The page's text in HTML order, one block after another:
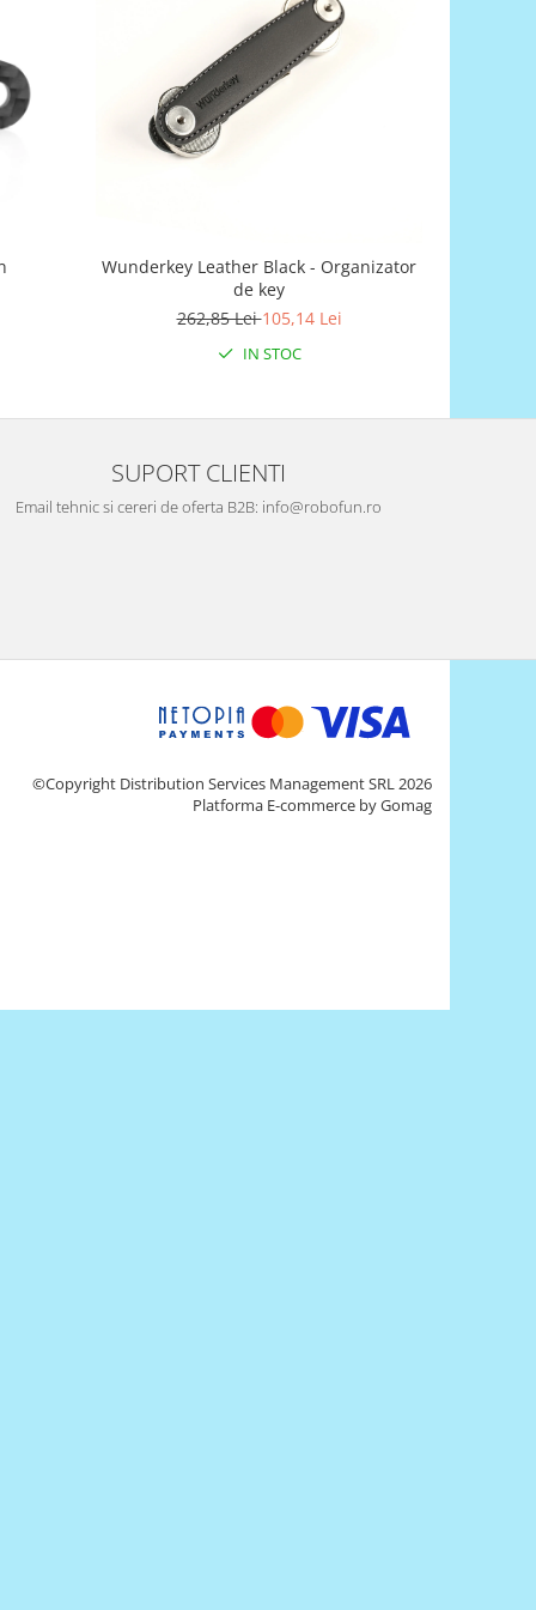
Wunderkey Leather Black - Organizator
de key
262,85 Lei105,14 Lei
IN STOC
SUPORT CLIENTI
Email tehnic si cereri de oferta B2B: info@robofun.ro
©Copyright Distribution Services Management SRL 2026
Platforma E-commerce by Gomag